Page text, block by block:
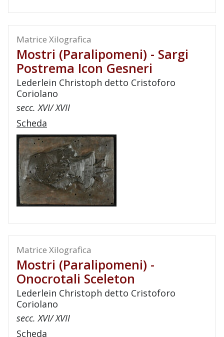
Matrice Xilografica
Mostri (paralipomeni) - Sargi
Postrema Icon Gesneri
Lederlein Christoph detto Cristoforo
Coriolano
secc. XVI/ XVII
Scheda
Matrice Xilografica
Mostri (paralipomeni) -
Onocrotali Sceleton
Lederlein Christoph detto Cristoforo
Coriolano
secc. XVI/ XVII
Scheda